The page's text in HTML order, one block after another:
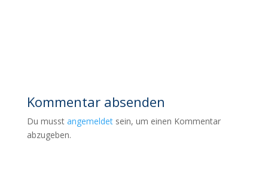
Kommentar absenden
Du musst angemeldetsein, um einen Kommentar
abzugeben.